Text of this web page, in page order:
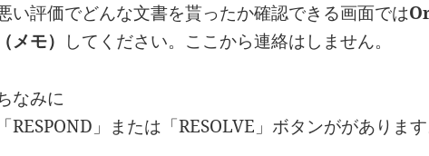
い評価でどんな文書を貰ったか確認できる画面では
（メモ） してください。ここから連絡はしません。
なみに
「RESPOND」または「RESOLVE」ボタンががあります